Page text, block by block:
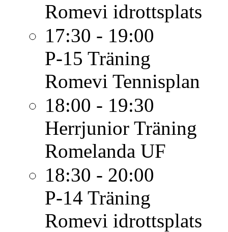
Romevi idrottsplats
17:30 - 19:00
P-15 Träning
Romevi Tennisplan
18:00 - 19:30
Herrjunior Träning
Romelanda UF
18:30 - 20:00
P-14 Träning
Romevi idrottsplats